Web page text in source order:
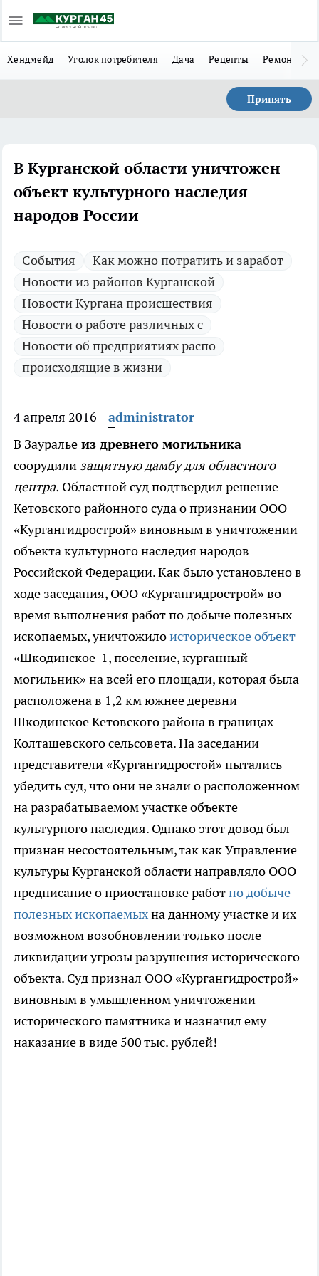
Хендмейд Уголок потребителя Дача Рецепты Ремонт
Принять
В Курганской области уничтожен
объект культурного наследия
народов России
Cобытия
Как можно потратить и заработ
Новости из районов Курганской
Новости Кургана происшествия
Новости о работе различных с
Новости об предприятиях распо
происходящие в жизни
4 апреля 2016
administrator
В Зауралье из древнего могильника
соорудили защитную дамбу для областного
центра. Областной суд подтвердил решение
Кетовского районного суда о признании ООО
«Кургангидрострой» виновным в уничтожении
объекта культурного наследия народов
Российской Федерации. Как было установлено в
ходе заседания, ООО «Кургангидрострой» во
время выполнения работ по добыче полезных
ископаемых, уничтожилоисторическое объект
«Шкодинское-1, поселение, курганный
могильник» на всей его площади, которая была
расположена в 1,2 км южнее деревни
Шкодинское Кетовского района в границах
Колташевского сельсовета. На заседании
представители «Кургангидростой» пытались
убедить суд, что они не знали о расположенном
на разрабатываемом участке объекте
культурного наследия. Однако этот довод был
признан несостоятельным, так как Управление
культуры Курганской области направляло ООО
предписание о приостановке работпо добыче
полезных ископаемыхна данному участке и их
возможном возобновлении только после
ликвидации угрозы разрушения исторического
объекта. Суд признал ООО «Кургангидрострой»
виновным в умышленном уничтожении
исторического памятника и назначил ему
наказание в виде 500 тыс. рублей!